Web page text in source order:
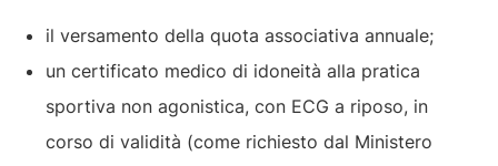
il versamento della quota associativa annuale;
un certificato medico di idoneità alla pratica
sportiva non agonistica, con ECG a riposo, in
corso di validità (come richiesto dal Ministero